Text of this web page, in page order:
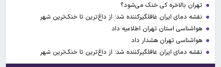
تهران بالاخره کی خنک می‌شود؟
نقشه دمای ایران غافلگیرکننده شد؛ از داغ‌ترین تا خنک‌ترین شهر
هواشناسی استان تهران اطلاعیه داد
هواشناسی تهران هشدار داد
نقشه دمای ایران غافلگیرکننده شد؛ از داغ‌ترین تا خنک‌ترین شهر